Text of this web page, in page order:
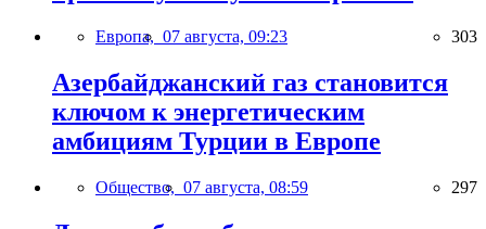
Европа, 07 августа, 09:23 303
Азербайджанский газ становится
ключом к энергетическим
амбициям Турции в Европе
Общество, 07 августа, 08:59 297